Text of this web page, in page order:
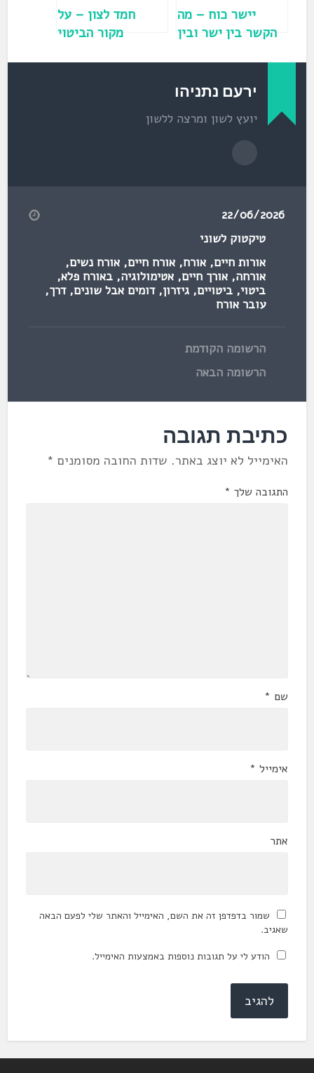
יישר כוח – מה
הקשר בין ישר ובין
חמד לצון – על
מקור הביטוי
ירעם נתניהו
יועץ לשון ומרצה ללשון
22/06/2026
טיקטוק לשוני
אורות חיים,אורח,אורח חיים,אורח נשים,
אורחה,אורך חיים,אטימולוגיה,באורח פלא,
ביטוי,ביטויים,גיזרון,דומים אבל שונים,דרך,
עובר אורח
הרשומה הקודמת
הרשומה הבאה
כתיבת תגובה
האימייל לא יוצג באתר. שדות החובה מסומנים *
התגובה שלך *
שם *
אימייל *
אתר
שמור בדפדפן זה את השם, האימייל והאתר שלי לפעם הבאה
שאגיב.
הודע לי על תגובות נוספות באמצעות האימייל.